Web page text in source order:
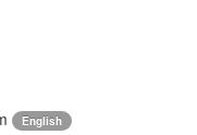
English